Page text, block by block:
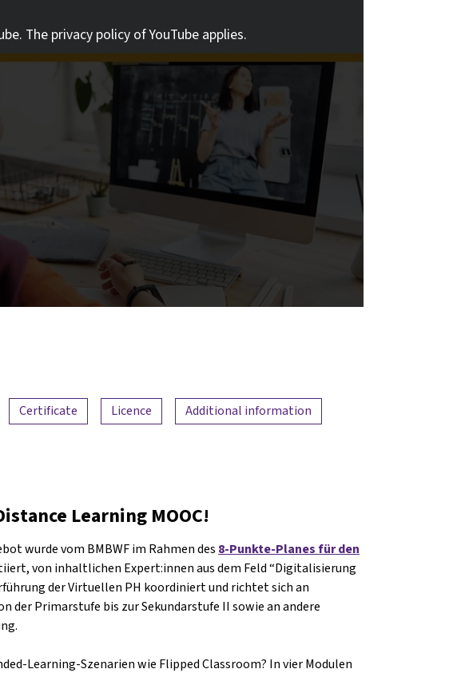
The privacy policy of YouTube applies.
Certificate Licence
Additional information
Learning MOOC!
wurde vom BMBWF im Rahmen des 8-Punkte-Planes für den
von inhaltlichen Expert:innen aus dem Feld “Digitalisierung
der Virtuellen PH koordiniert und richtet sich an
der Primarstufe bis zur Sekundarstufe II sowie an andere
Learning-Szenarien wie Flipped Classroom? In vier Modulen